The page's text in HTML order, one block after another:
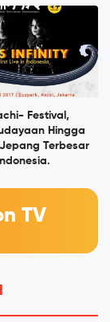
Festival,
Hingga
Terbesar
TV